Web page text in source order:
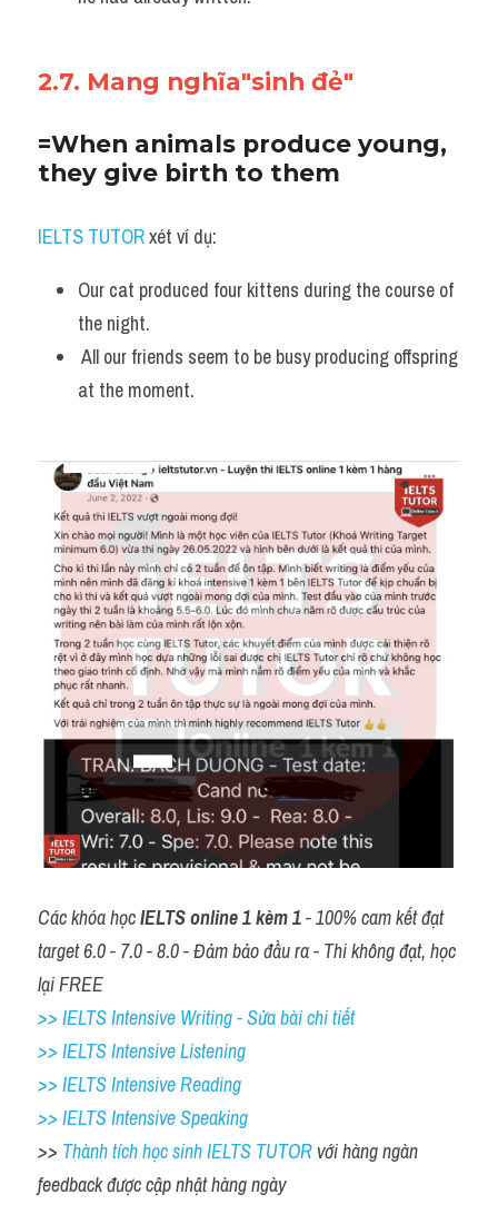
2.7. Mang nghĩa"sinh đẻ"
=When animals produce young,
they give birth to them
IELTS TUTOR xét ví dụ:
Our cat produced four kittens during the course of
the night.
All our friends seem to be busy producing offspring
at the moment.
Các khóa học IELTS online 1 kèm 1 - 100% cam kết đạt
target 6.0 - 7.0 - 8.0 - Đảm bảo đầu ra - Thi không đạt, học
lại FREE
>> IELTS Intensive Writing - Sửa bài chi tiết
>> IELTS Intensive Listening
>> IELTS Intensive Reading
>> IELTS Intensive Speaking
>> Thành tích học sinh IELTS TUTOR với hàng ngàn
feedback được cập nhật hàng ngày